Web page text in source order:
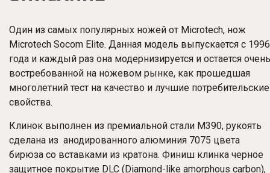
Один из самых популярных ножей от Microtech, нож
Microtech Socom Elite. Данная модель выпускается с 1996
года и каждый раз она модернизируется и остается очень
востребованной на ножевом рынке, как прошедшая
многолетний тест на качество и лучшие потребительские
свойства.
Клинок выполнен из премиальной стали M390, рукоять
сделана из анодированного алюминия 7075 цвета
бирюза со вставками из кратона. Финиш клинка черное
защитное покрытие DLC (Diamond-like amorphous carbon),